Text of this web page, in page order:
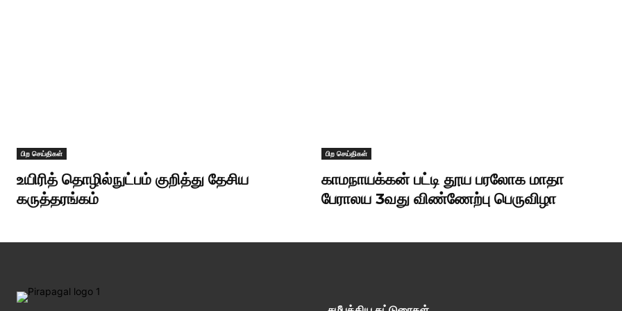
பிற செய்திகள்
உயிரித் தொழில்நுட்பம் குறித்து தேசிய
கருத்தரங்கம்
பிற செய்திகள்
காமநாயக்கன் பட்டி தூய பரலோக மாதா
பேராலய 3வது விண்ணேற்பு பெருவிழா